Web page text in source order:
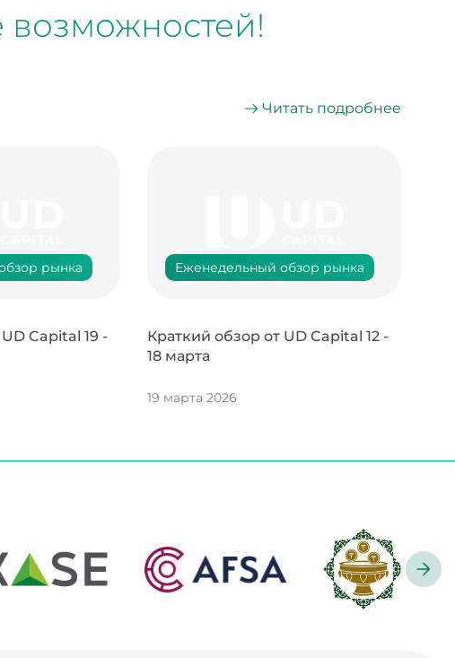
Читать подробнее
рынка
Capital 19 -
Еженедельный обзор рынка
Краткий обзор от UD Capital 12 -
18 марта
19 марта 2026